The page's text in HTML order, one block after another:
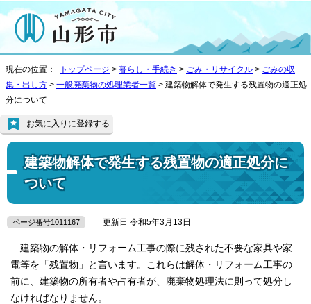
現在の位置： トップページ > 暮らし・手続き > ごみ・リサイクル > ごみの収
集・出し方 > 一般廃棄物の処理業者一覧 > 建築物解体で発生する残置物の適正処
分について
建築物解体で発生する残置物の適正処分に
ついて
お気に入りに登録する
ページ番号1011167 更新日 令和5年3月13日
建築物の解体・リフォーム工事の際に残された不要な家具や家
電等を「残置物」と言います。これらは解体・リフォーム工事の
前に、建築物の所有者や占有者が、廃棄物処理法に則って処分し
なければなりません。